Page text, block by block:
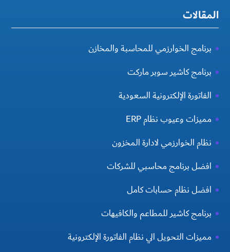
المقالات
برنامج الخوارزمي للمحاسبة والمخازن
برنامج كاشير سوبر ماركت
الفاتورة الإلكترونية السعودية
مميزات وعيوب نظام ERP
نظام الخوارزمي لادارة المخزون
افضل برنامج محاسبي للشركات
افضل نظام حسابات كامل
برنامج كاشير للمطاعم والكافيهات
مميزات التحويل الي نظام الفاتورة الإلكترونية